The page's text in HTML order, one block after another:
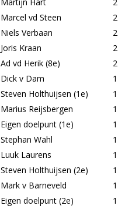
Marcel vd Steen 2
Niels Verbaan 2
Joris Kraan 2
Ad vd Herik (8e) 2
Dick v Dam 1
Steven Holthuijsen (1e) 1
Marius Reijsbergen 1
Eigen doelpunt (1e) 1
Stephan Wahl 1
Luuk Laurens 1
Steven Holthuijsen (2e) 1
Mark v Barneveld 1
Eigen doelpunt (2e) 1